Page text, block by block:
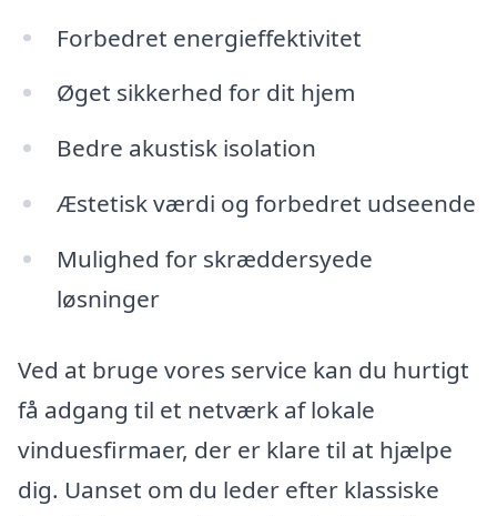
Forbedret energieffektivitet
Øget sikkerhed for dit hjem
Bedre akustisk isolation
Æstetisk værdi og forbedret udseende
Mulighed for skræddersyede
løsninger
Ved at bruge vores service kan du hurtigt
få adgang til et netværk af lokale
vinduesfirmaer, der er klare til at hjælpe
dig. Uanset om du leder efter klassiske